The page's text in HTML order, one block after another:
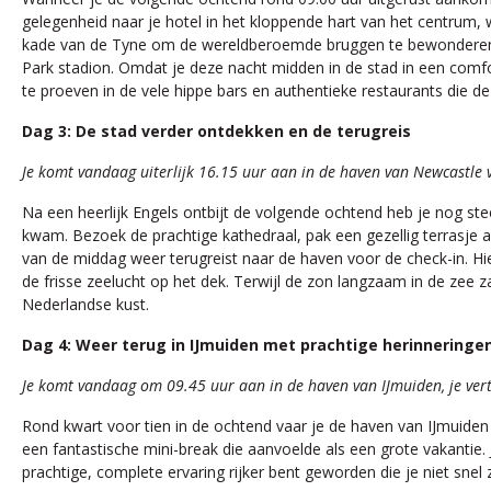
gelegenheid naar je hotel in het kloppende hart van het
kade van de Tyne om de wereldberoemde bruggen te
Park stadion. Omdat je deze nacht midden in de stad in een
te proeven in de vele hippe bars en authentieke restaurants die
Dag 3: De stad verder ontdekken en de terugreis
Je komt vandaag uiterlijk 16.15 uur aan in de haven van
Na een heerlijk Engels ontbijt de volgende ochtend heb je nog
kwam. Bezoek de prachtige kathedraal, pak een gezellig
van de middag weer terugreist naar de haven voor de check-in.
de frisse zeelucht op het dek. Terwijl de zon langzaam in de
Nederlandse kust.
Dag 4: Weer terug in IJmuiden met prachtige
Je komt vandaag om 09.45 uur aan in de haven van IJmuiden, je
Rond kwart voor tien in de ochtend vaar je de haven van
een fantastische mini-break die aanvoelde als een grote
prachtige, complete ervaring rijker bent geworden die je niet snel